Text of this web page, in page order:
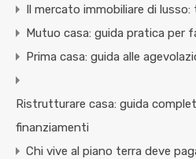
Il mercato immobiliare di
Mutuo casa: guida pratica per
Prima casa: guida alle
Ristrutturare casa: guida
finanziamenti
Chi vive al piano terra deve